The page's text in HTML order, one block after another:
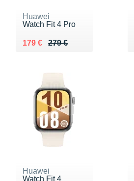
Huawei
Watch Fit 4 Pro
279 €
Au lieu de 279 €
179 €
Vendu 179 €
Huawei
Watch Fit 4